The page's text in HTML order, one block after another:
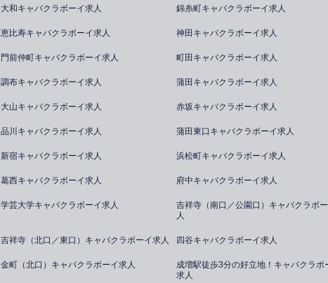
大和キャバクラボーイ求人 錦糸町キャバクラボーイ求人
恵比寿キャバクラボーイ求人 神田キャバクラボーイ求人
門前仲町キャバクラボーイ求人 町田キャバクラボーイ求人
調布キャバクラボーイ求人 蒲田キャバクラボーイ求人
大山キャバクラボーイ求人 赤坂キャバクラボーイ求人
品川キャバクラボーイ求人 蒲田東口キャバクラボーイ求人
新宿キャバクラボーイ求人 浜松町キャバクラボーイ求人
葛西キャバクラボーイ求人 府中キャバクラボーイ求人
学芸大学キャバクラボーイ求人
吉祥寺（南口／公園口）キャバクラボ
人
吉祥寺（北口／東口）キャバクラボーイ求人 四谷キャバクラボーイ求人
金町（北口）キャバクラボーイ求人
成増駅徒歩3分の好立地！キャバクラボ
求人